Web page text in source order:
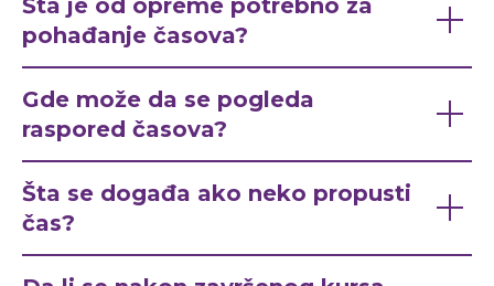
pohađanje časova?
Gde može da se pogleda
raspored časova?
Šta se događa ako neko propusti
čas?